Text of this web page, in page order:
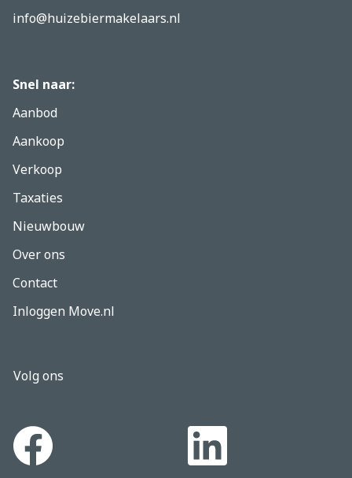
info@huizebiermakelaars.nl
Snel naar:
Aanbod
Aankoop
Verkoop
Taxaties
Nieuwbouw
Over ons
Contact
Inloggen Move.nl
Volg ons